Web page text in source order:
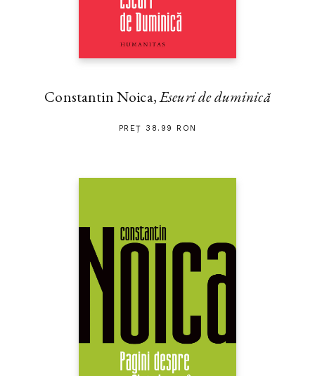
Constantin Noica,Eseuri de duminică
PREȚ 38.99 RON